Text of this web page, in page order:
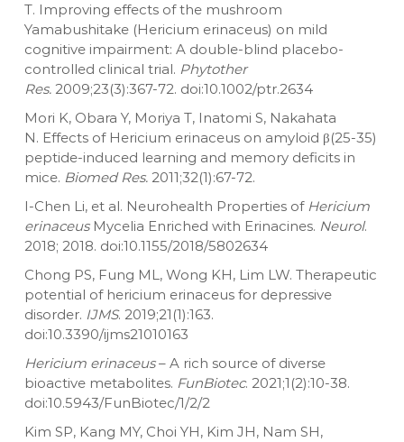
T. Improving effects of the mushroom
Yamabushitake (Hericium erinaceus) on mild
cognitive impairment: A double-blind placebo-
controlled clinical trial. Phytother
Res. 2009;23(3):367-72. doi:10.1002/ptr.2634
Mori K, Obara Y, Moriya T, Inatomi S, Nakahata
N. Effects of Hericium erinaceus on amyloid β(25-35)
peptide-induced learning and memory deficits in
mice. Biomed Res. 2011;32(1):67-72.
I-Chen Li, et al. Neurohealth Properties of Hericium
erinaceusMycelia Enriched with Erinacines. Neurol.
2018; 2018. doi:10.1155/2018/5802634
Chong PS, Fung ML, Wong KH, Lim LW. Therapeutic
potential of hericium erinaceus for depressive
disorder. IJMS. 2019;21(1):163.
doi:10.3390/ijms21010163
Hericium erinaceus– A rich source of diverse
bioactive metabolites. FunBiotec. 2021;1(2):10-38.
doi:10.5943/FunBiotec/1/2/2
Kim SP, Kang MY, Choi YH, Kim JH, Nam SH,